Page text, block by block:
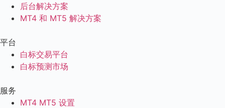
后台解决方案
MT4 和 MT5 解决方案
平台
白标交易平台
白标预测市场
服务
MT4 MT5 设置